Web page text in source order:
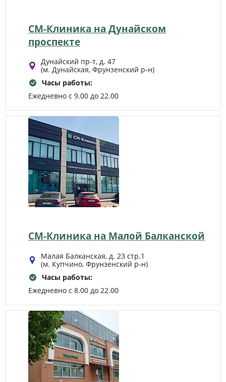
СМ-Клиника на Дунайском
проспекте
Дунайский пр-т, д. 47
(м. Дунайская, Фрунзенский р‑н)
Часы работы:
Ежедневно с 9.00 до 22.00
СМ-Клиника на Малой Балканской
Малая Балканская, д. 23 стр.1
(м. Купчино, Фрунзенский р‑н)
Часы работы:
Ежедневно с 8.00 до 22.00